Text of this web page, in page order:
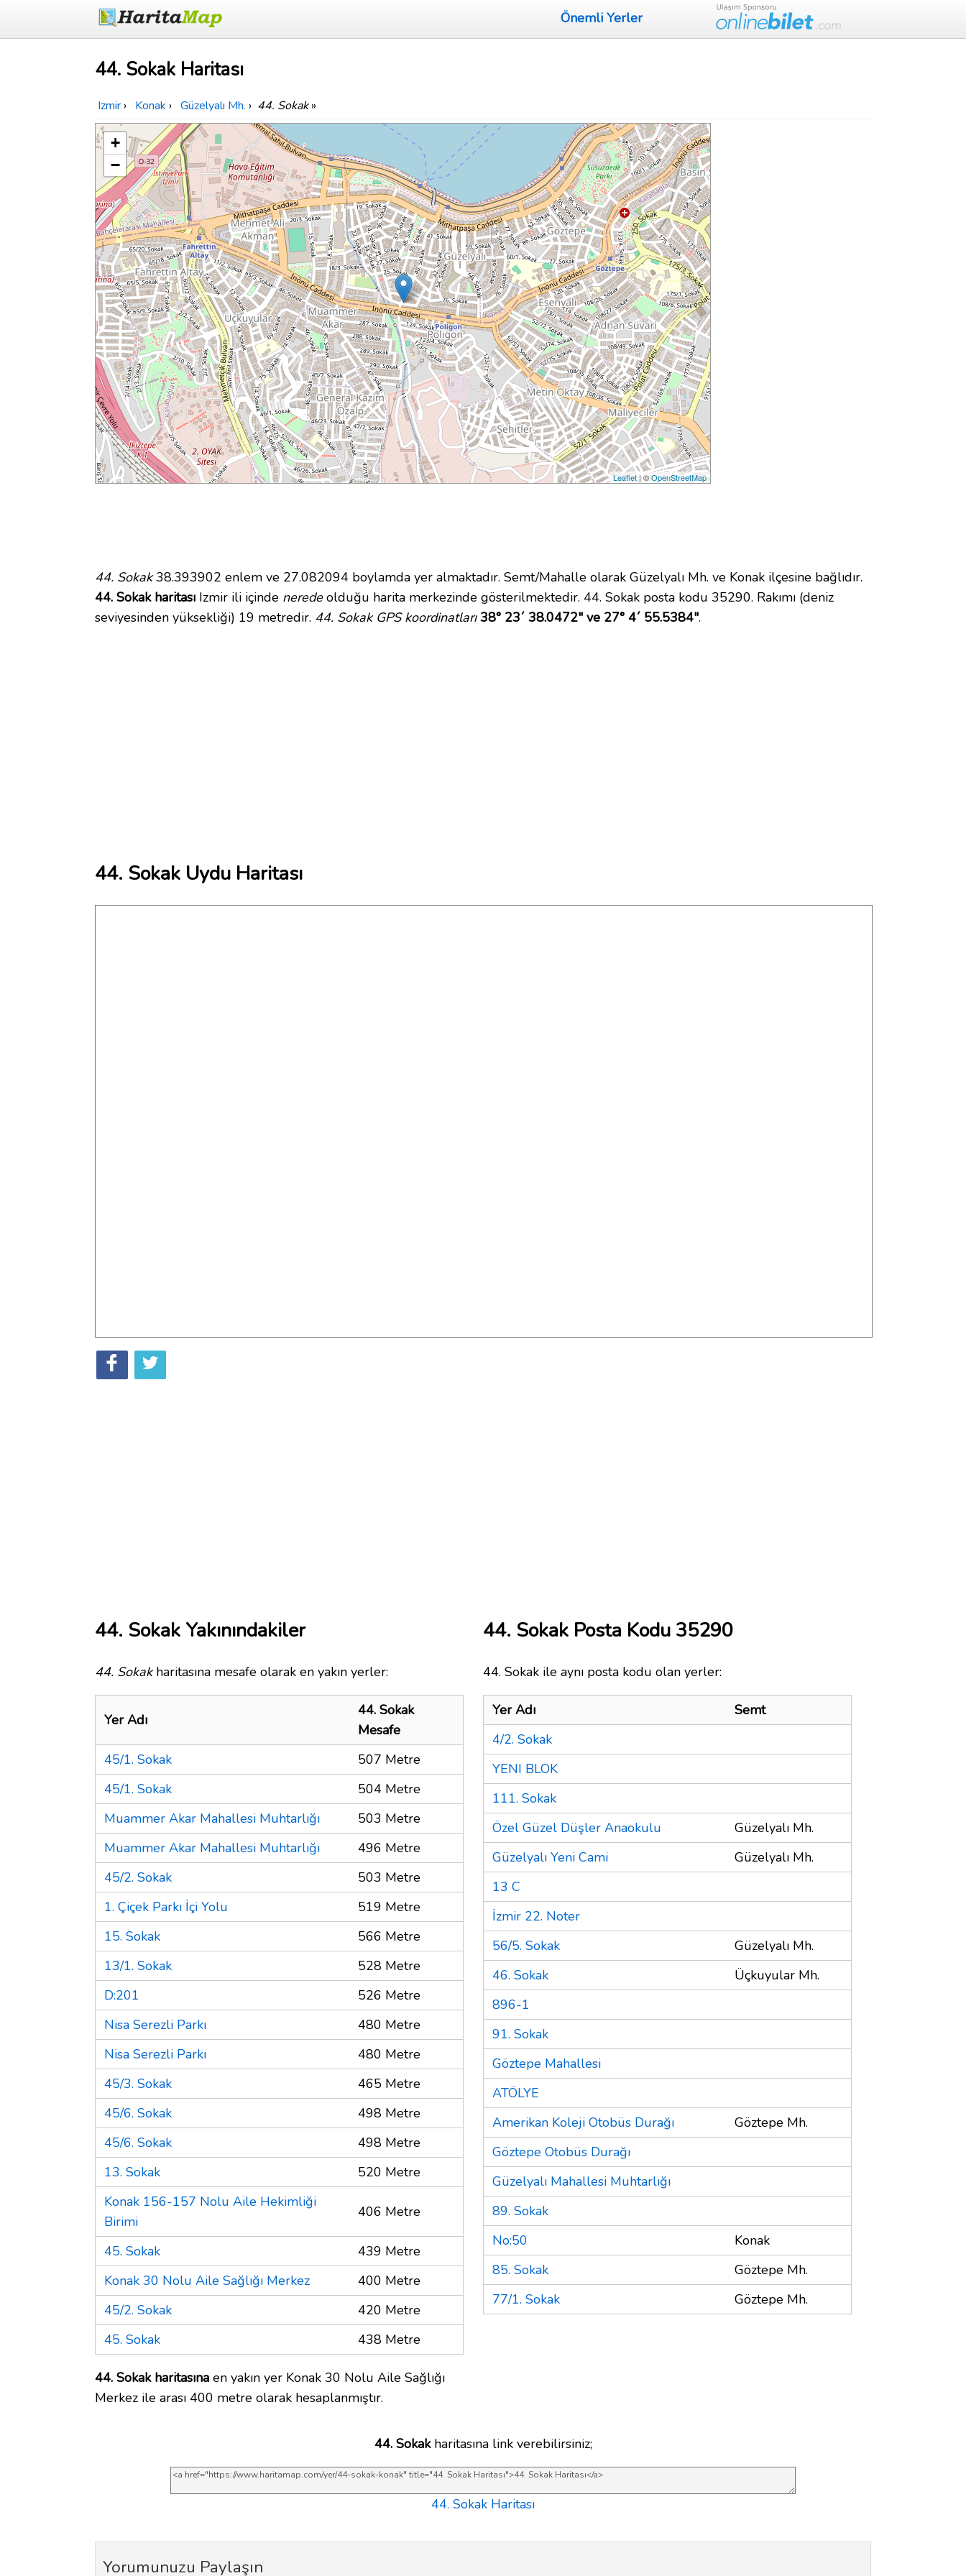
Önemli Yerler
44. Sokak Haritası
Izmir › Konak › Güzelyalı Mh. › 44. Sokak»
+
−
Leaflet| ©OpenStreetMap
44. Sokak38.393902 enlem ve 27.082094 boylamda yer almaktadır. Semt/Mahalle olarak Güzelyalı Mh. ve Konak ilçesine bağlıdır.
44. Sokak haritası Izmir ili içinde neredeolduğu harita merkezinde gösterilmektedir. 44. Sokak posta kodu 35290. Rakımı (deniz
seviyesinden yüksekliği) 19 metredir. 44. Sokak GPS koordinatları 38° 23´ 38.0472" ve 27° 4´ 55.5384".
44. Sokak Uydu Haritası
44. Sokak Yakınındakiler
44. Sokakharitasına mesafe olarak en yakın yerler:
Yer Adı
44. Sokak
Mesafe
45/1. Sokak
507 Metre
45/1. Sokak
504 Metre
Muammer Akar Mahallesi Muhtarlığı
503 Metre
Muammer Akar Mahallesi Muhtarlığı
496 Metre
45/2. Sokak
503 Metre
1. Çiçek Parkı İçi Yolu
519 Metre
15. Sokak
566 Metre
13/1. Sokak
528 Metre
D:201
526 Metre
Nisa Serezli Parkı
480 Metre
Nisa Serezli Parkı
480 Metre
45/3. Sokak
465 Metre
45/6. Sokak
498 Metre
45/6. Sokak
498 Metre
13. Sokak
520 Metre
Konak 156-157 Nolu Aile Hekimliği
Birimi
406 Metre
45. Sokak
439 Metre
Konak 30 Nolu Aile Sağlığı Merkez
400 Metre
45/2. Sokak
420 Metre
45. Sokak
438 Metre
44. Sokak haritasına en yakın yer Konak 30 Nolu Aile Sağlığı
Merkez ile arası 400 metre olarak hesaplanmıştır.
44. Sokak Posta Kodu 35290
44. Sokak ile aynı posta kodu olan yerler:
Yer Adı
Semt
4/2. Sokak
YENI BLOK
111. Sokak
Özel Güzel Düşler Anaokulu
Güzelyalı Mh.
Güzelyalı Yeni Cami
Güzelyalı Mh.
13 C
İzmir 22. Noter
56/5. Sokak
Güzelyalı Mh.
46. Sokak
Üçkuyular Mh.
896-1
91. Sokak
Göztepe Mahallesi
ATÖLYE
Amerikan Koleji Otobüs Durağı
Göztepe Mh.
Göztepe Otobüs Durağı
Güzelyalı Mahallesi Muhtarlığı
89. Sokak
No:50
Konak
85. Sokak
Göztepe Mh.
77/1. Sokak
Göztepe Mh.
44. Sokakharitasına link verebilirsiniz;
44. Sokak Haritası
Yorumunuzu Paylaşın